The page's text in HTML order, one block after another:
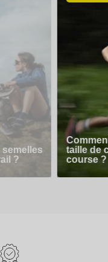
?
taille de
course ?